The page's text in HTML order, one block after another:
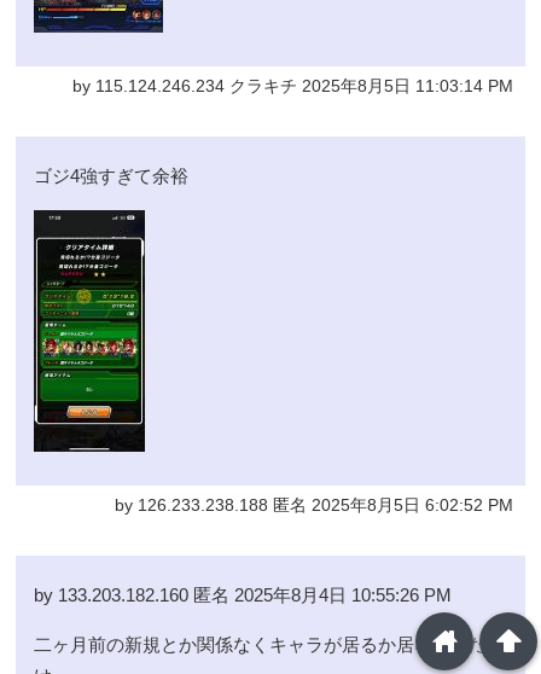
by 115.124.246.234 クラキチ 2025年8月5日 11:03:14 PM
ゴジ4強すぎて余裕
by 126.233.238.188 匿名 2025年8月5日 6:02:52 PM
by 133.203.182.160 匿名 2025年8月4日 10:55:26 PM
二ヶ月前の新規とか関係なくキャラが居るか居ないかだ
arrowup
home